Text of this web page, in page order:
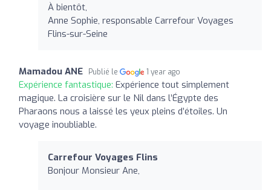
À bientôt,
Anne Sophie, responsable Carrefour Voyages
Flins-sur-Seine
Mamadou ANE Publié le 1 year ago
Expérience fantastique: Expérience tout simplement
magique. La croisière sur le Nil dans l’Égypte des
Pharaons nous a laissé les yeux pleins d’étoiles. Un
voyage inoubliable.
Carrefour Voyages Flins
Bonjour Monsieur Ane,